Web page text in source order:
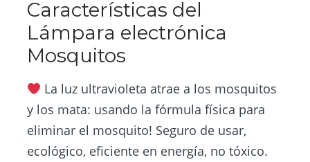
Características del
Lámpara electrónica
Mosquitos
La luz ultravioleta atrae a los mosquitos
y los mata: usando la fórmula física para
eliminar el mosquito! Seguro de usar,
ecológico, eficiente en energía, no tóxico.